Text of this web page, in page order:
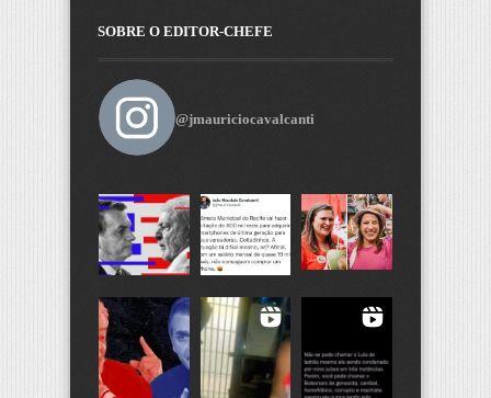
SOBRE O EDITOR-CHEFE
@jmauriciocavalcanti